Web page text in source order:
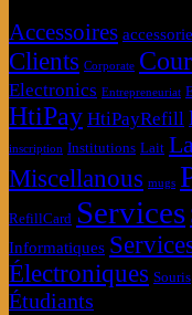
Accessoires
Clients Corporate
Electronics Entrepreneuriat
HtiPay HtiPayRefill
inscription Institutions Lait
Miscellanous mugs
RefillCard Services
Informatiques
Électroniques Souris
Étudiants